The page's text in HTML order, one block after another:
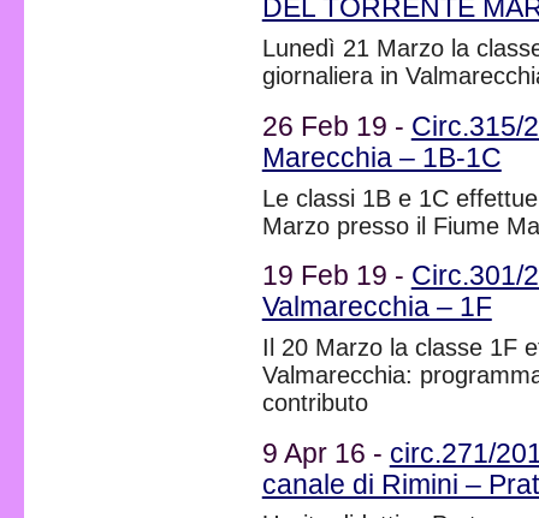
DEL TORRENTE
Lunedì 21 Marzo la
giornaliera in
26 Feb 19 - Circ.315/
Marecchia – 1B-1C
Le classi 1B e 1C
Marzo presso il Fiume
19 Feb 19 - Circ.301/
Valmarecchia – 1F
Il 20 Marzo la classe 1F
Valmarecchia:
contributo
9 Apr 16 - circ.271/
canale di Rimini –